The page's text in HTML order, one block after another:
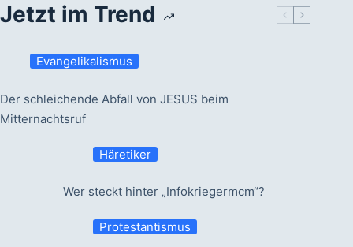
Jetzt im Trend
Evangelikalismus
Der schleichende Abfall von JESUS beim
Mitternachtsruf
Häretiker
Wer steckt hinter „Infokriegermcm“?
Protestantismus